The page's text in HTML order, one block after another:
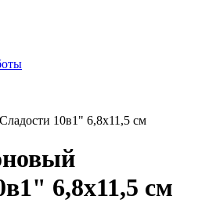
10в1" 6,8х11,5 см
6,8х11,5 см